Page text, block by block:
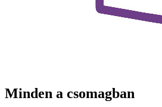
Minden a csomagban